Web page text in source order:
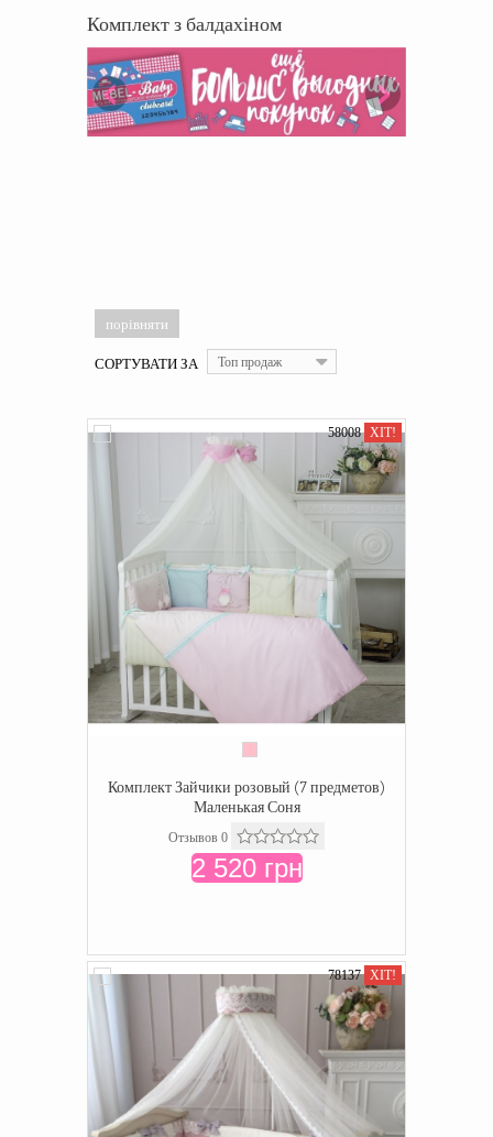
Комплект з балдахіном
СОРТУВАТИ ЗА Топ продаж
58008 ХІТ!
Комплект Зайчики розовый (7 предметов)
Маленькая Соня
Отзывов 0
2 520 грн
78137 ХІТ!